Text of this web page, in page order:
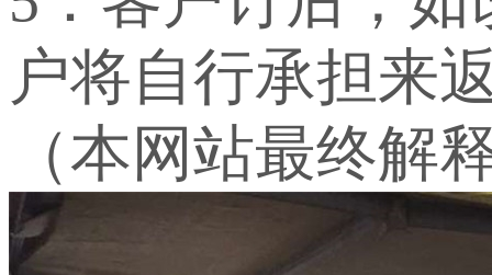
户将自行承担来
（本网站最终解